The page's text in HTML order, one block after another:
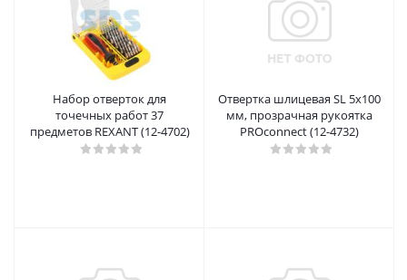
Набор отверток для
точечных работ 37
предметов REXANT (12-4702)
Отвертка шлицевая SL 5х100
мм, прозрачная рукоятка
PROconnect (12-4732)